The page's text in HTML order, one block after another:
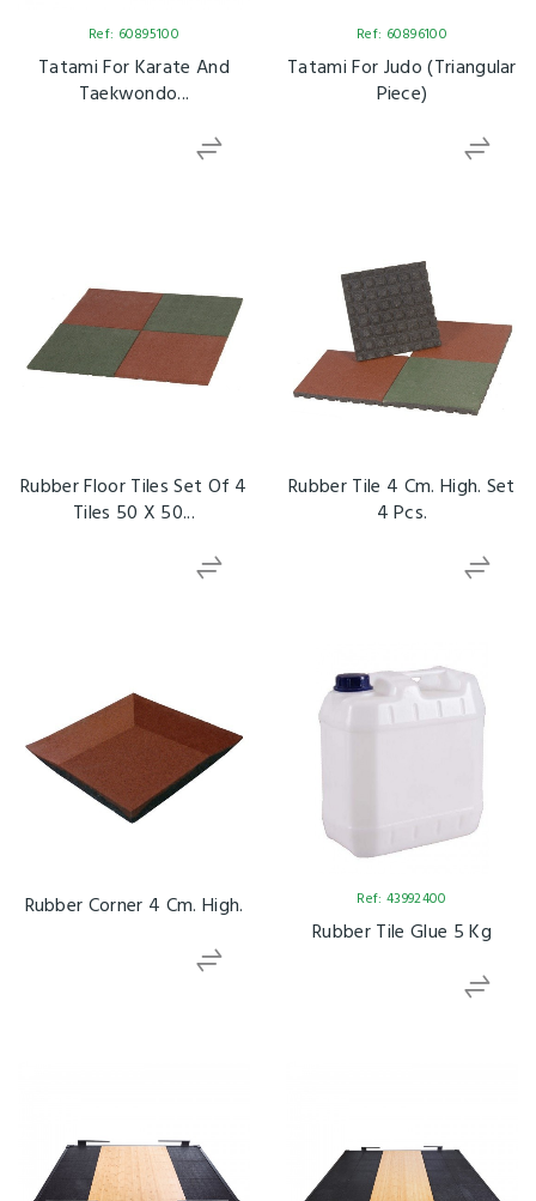
Ref: 60895100
Tatami For Karate And
Taekwondo...
Ref: 60896100
Tatami For Judo (Triangular
Piece)
Rubber Floor Tiles Set Of 4
Tiles 50 X 50...
Rubber Tile 4 Cm. High. Set
4 Pcs.
Rubber Corner 4 Cm. High. Ref: 43992400
Rubber Tile Glue 5 Kg